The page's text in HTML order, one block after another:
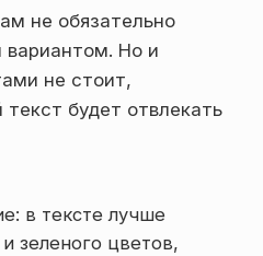
не обязательно
вариантом. Но и
не стоит,
текст будет отвлекать
в тексте лучше
зеленого цветов,